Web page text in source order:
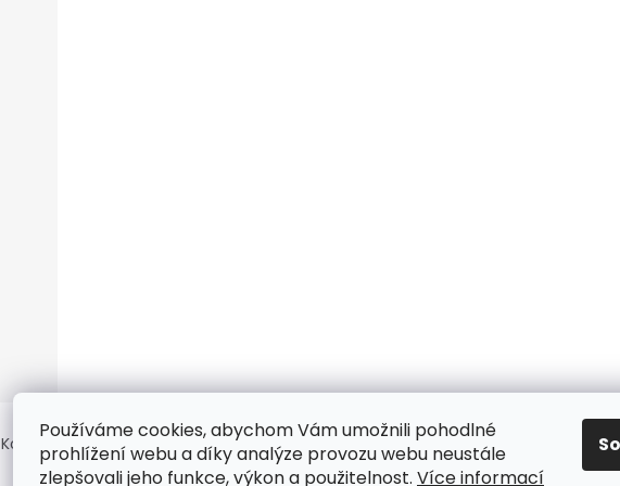
Používáme cookies, abychom Vám umožnili pohodlné
prohlížení webu a díky analýze provozu webu neustále
zlepšovali jeho funkce, výkon a použitelnost. Více informací
Kontakt / Obchodní podmínky / Ochrana osobních údajů / Reklamace /